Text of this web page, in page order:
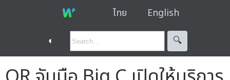
ไทย English
◐ 🔍︎